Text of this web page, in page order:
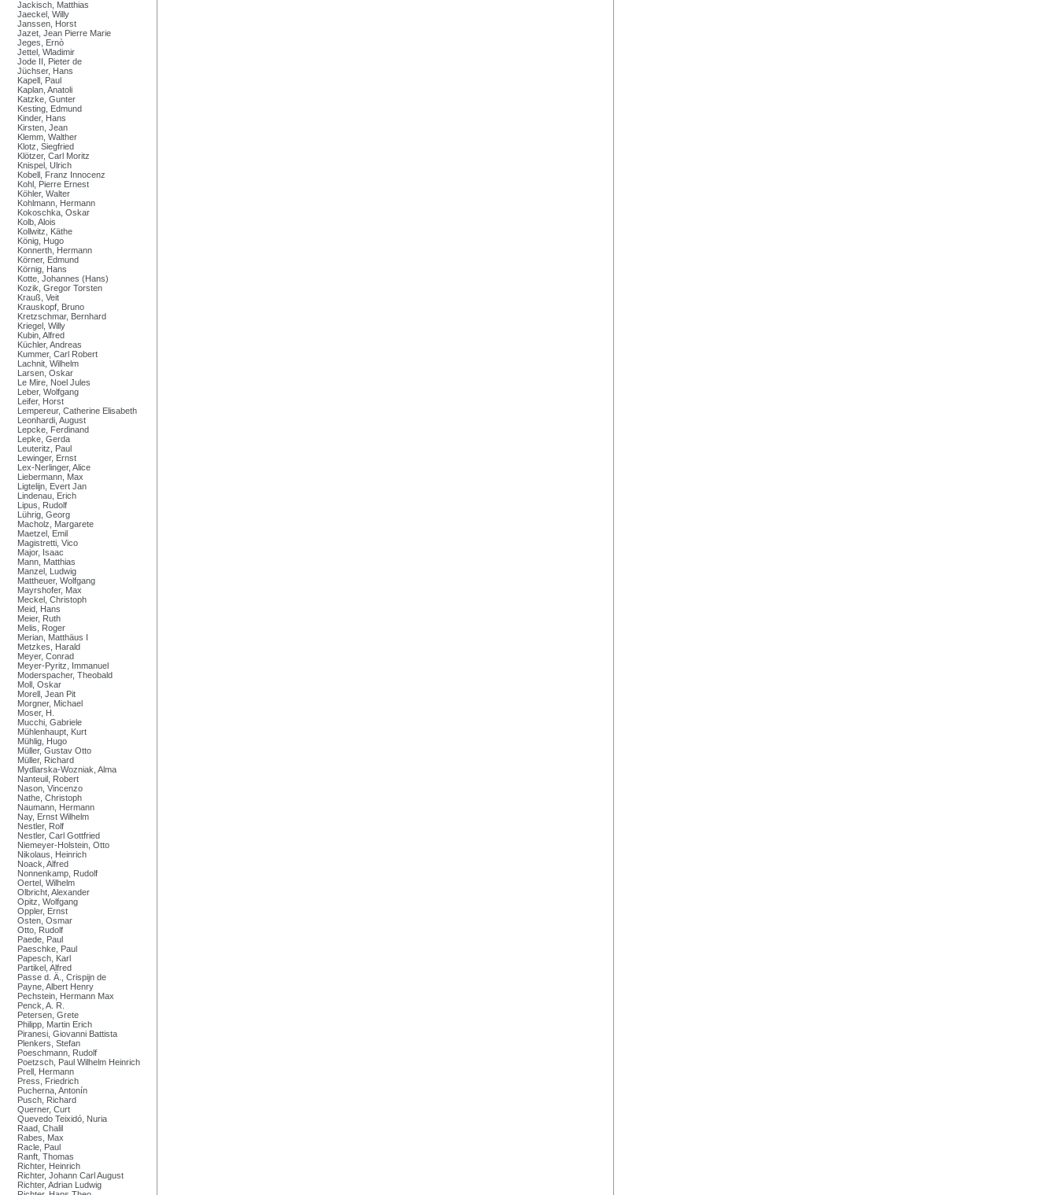
Jackisch, Matthias
Jaeckel, Willy
Janssen, Horst
Jazet, Jean Pierre Marie
Jeges, Ernò
Jettel, Wladimir
Jode II, Pieter de
Jüchser, Hans
Kapell, Paul
Kaplan, Anatoli
Katzke, Gunter
Kesting, Edmund
Kinder, Hans
Kirsten, Jean
Klemm, Walther
Klotz, Siegfried
Klötzer, Carl Moritz
Knispel, Ulrich
Kobell, Franz Innocenz
Kohl, Pierre Ernest
Köhler, Walter
Kohlmann, Hermann
Kokoschka, Oskar
Kolb, Alois
Kollwitz, Käthe
König, Hugo
Konnerth, Hermann
Körner, Edmund
Körnig, Hans
Kotte, Johannes (Hans)
Kozik, Gregor Torsten
Krauß, Veit
Krauskopf, Bruno
Kretzschmar, Bernhard
Kriegel, Willy
Kubin, Alfred
Küchler, Andreas
Kummer, Carl Robert
Lachnit, Wilhelm
Larsen, Oskar
Le Mire, Noel Jules
Leber, Wolfgang
Leifer, Horst
Lempereur, Catherine Elisabeth
Leonhardi, August
Lepcke, Ferdinand
Lepke, Gerda
Leuteritz, Paul
Lewinger, Ernst
Lex-Nerlinger, Alice
Liebermann, Max
Ligtelijn, Evert Jan
Lindenau, Erich
Lipus, Rudolf
Lührig, Georg
Macholz, Margarete
Maetzel, Emil
Magistretti, Vico
Major, Isaac
Mann, Matthias
Manzel, Ludwig
Mattheuer, Wolfgang
Mayrshofer, Max
Meckel, Christoph
Meid, Hans
Meier, Ruth
Melis, Roger
Merian, Matthäus I
Metzkes, Harald
Meyer, Conrad
Meyer-Pyritz, Immanuel
Moderspacher, Theobald
Moll, Oskar
Morell, Jean Pit
Morgner, Michael
Moser, H.
Mucchi, Gabriele
Mühlenhaupt, Kurt
Mühlig, Hugo
Müller, Gustav Otto
Müller, Richard
Mydlarska-Wozniak, Alma
Nanteuil, Robert
Nason, Vincenzo
Nathe, Christoph
Naumann, Hermann
Nay, Ernst Wilhelm
Nestler, Rolf
Nestler, Carl Gottfried
Niemeyer-Holstein, Otto
Nikolaus, Heinrich
Noack, Alfred
Nonnenkamp, Rudolf
Oertel, Wilhelm
Olbricht, Alexander
Opitz, Wolfgang
Oppler, Ernst
Osten, Osmar
Otto, Rudolf
Paede, Paul
Paeschke, Paul
Papesch, Karl
Partikel, Alfred
Passe d. Ä., Crispijn de
Payne, Albert Henry
Pechstein, Hermann Max
Penck, A. R.
Petersen, Grete
Philipp, Martin Erich
Piranesi, Giovanni Battista
Plenkers, Stefan
Poeschmann, Rudolf
Poetzsch, Paul Wilhelm Heinrich
Prell, Hermann
Press, Friedrich
Pucherna, Antonín
Pusch, Richard
Querner, Curt
Quevedo Teixidó, Nuria
Raad, Chalil
Rabes, Max
Racle, Paul
Ranft, Thomas
Richter, Heinrich
Richter, Johann Carl August
Richter, Adrian Ludwig